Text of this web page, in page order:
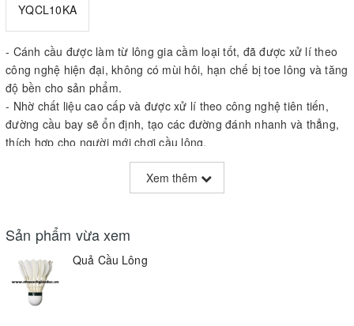
YQCL10KA
- Cánh cầu được làm từ lông gia cầm loại tốt, đã được xử lí theo
công nghệ hiện đại, không có mùi hôi, hạn chế bị toe lông và tăng
độ bền cho sản phẩm.
- Nhờ chất liệu cao cấp và được xử lí theo công nghệ tiên tiến,
đường cầu bay sẽ ổn định, tạo các đường đánh nhanh và thẳng,
thích hợp cho người mới chơi cầu lông.
- Cầu lông là trò chơi vận động dễ dàng, phổ biến, thích hợp với
mọi lứa tuổi, giúp chân và tay bạn khỏe mạnh hơn.
Xem thêm
Sản phẩm vừa xem
Quả Cầu Lông